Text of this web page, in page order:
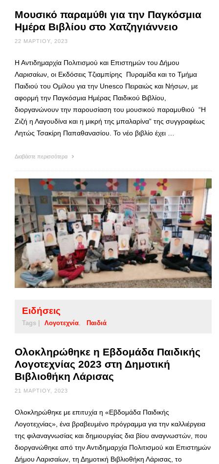
Μουσικό παραμύθι για την Παγκόσμια
Ημέρα Βιβλίου στο Χατζηγιάννειο
22 ΜΑΡΤΊΟΥ, 2023
Η Αντιδημαρχία Πολιτισμού και Επιστημών του Δήμου
Λαρισαίων, οι Εκδόσεις Τζιαμπίρης Πυραμίδα και το Τμήμα
Παιδιού του Ομίλου για την Unesco Πειραιώς και Νήσων, με
αφορμή την Παγκόσμια Ημέρας Παιδικού Βιβλίου,
διοργανώνουν την παρουσίαση του μουσικού παραμυθιού “Η
Ζιζή η Λαγουδίνα και η μικρή της μπαλαρίνα” της συγγραφέως
Λητώς Τσακίρη Παπαθανασίου. Το νέο βιβλίο έχει …
Διαβάστε περισσότερα
Ειδήσεις
Tags | Λογοτεχνία Παιδιά
Ολοκληρώθηκε η Εβδομάδα Παιδικής
Λογοτεχνίας 2023 στη Δημοτική
Βιβλιοθήκη Λάρισας
21 ΜΑΡΤΊΟΥ, 2023
Ολοκληρώθηκε με επιτυχία η «Εβδομάδα Παιδικής
Λογοτεχνίας», ένα βραβευμένο πρόγραμμα για την καλλιέργεια
της φιλαναγνωσίας και δημιουργίας δια βίου αναγνωστών, που
διοργανώθηκε από την Αντιδημαρχία Πολιτισμού και Επιστημών
Δήμου Λαρισαίων, τη Δημοτική Βιβλιοθήκη Λάρισας, το